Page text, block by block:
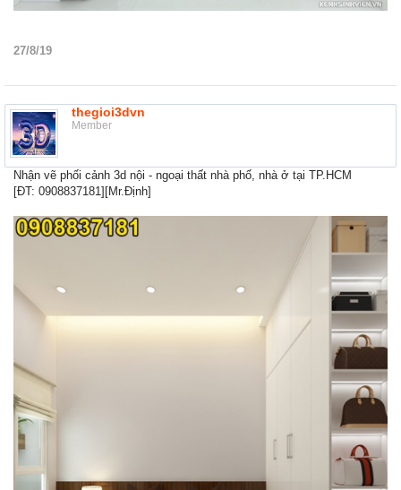
27/8/19
thegioi3dvn
Member
Nhận vẽ phối cảnh 3d nội - ngoại thất nhà phố, nhà ở tại TP.HCM
[ĐT: 0908837181][Mr.Định]